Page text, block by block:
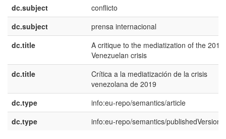
dc.subject
conflicto
dc.subject
prensa internacional
dc.title
A critique to the mediatization of the 2019
Venezuelan crisis
dc.title
Crítica a la mediatización de la crisis
venezolana de 2019
dc.type
info:eu-repo/semantics/article
dc.type
info:eu-repo/semantics/publishedVersion